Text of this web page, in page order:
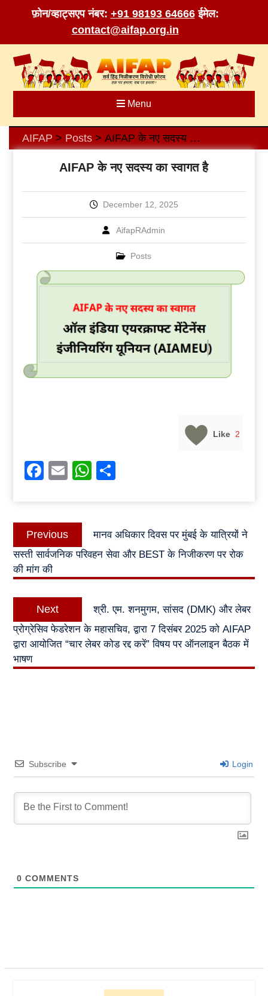
फ़ोन/व्हाट्सएप नंबर: +91 98193 64666 ईमेल:
contact@aifap.org.in
content
Menu
AIFAP > Posts> AIFAP के नए सदस्य का स्वागत है
AIFAP के नए सदस्य का स्वागत है
December 12, 2025
AifapRAdmin
Posts
Like 2
Facebook
EmailWhatsApp
Post
navigation
Previous
Previous
post:
मानव अधिकार दिवस पर मुंबई के यात्रियों ने
सस्ती सार्वजनिक परिवहन सेवा और BEST के निजीकरण पर रोक
की मांग की
Next
Next
post:
श्री. एम. शनमुगम, सांसद (DMK) और लेबर
प्रोग्रेसिव फेडरेशन के महासचिव, द्वारा 7 दिसंबर 2025 को AIFAP
द्वारा आयोजित “चार लेबर कोड रद्द करें” विषय पर ऑनलाइन बैठक में
भाषण
Subscribe Login
0 COMMENTS